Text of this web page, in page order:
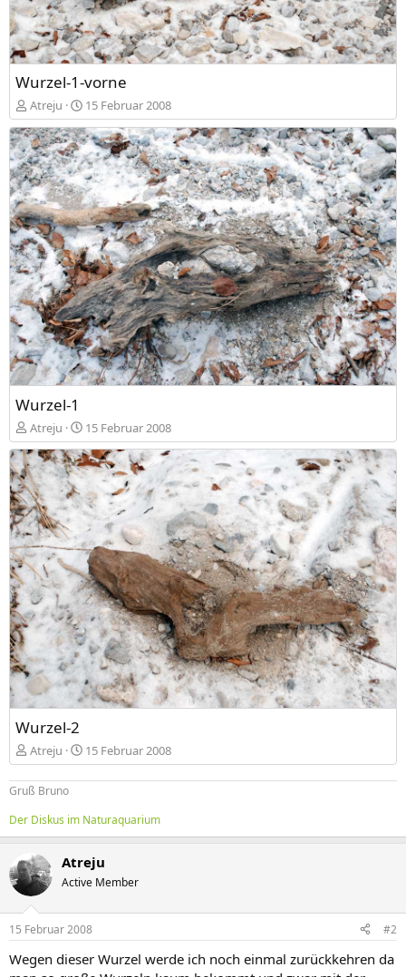
Wurzel-1-vorne
Atreju 15 Februar 2008
Wurzel-1
Atreju 15 Februar 2008
Wurzel-2
Atreju 15 Februar 2008
Gruß Bruno
Der Diskus im Naturaquarium
Atreju
Active Member
15 Februar 2008 #2
Wegen dieser Wurzel werde ich noch einmal zurückkehren da